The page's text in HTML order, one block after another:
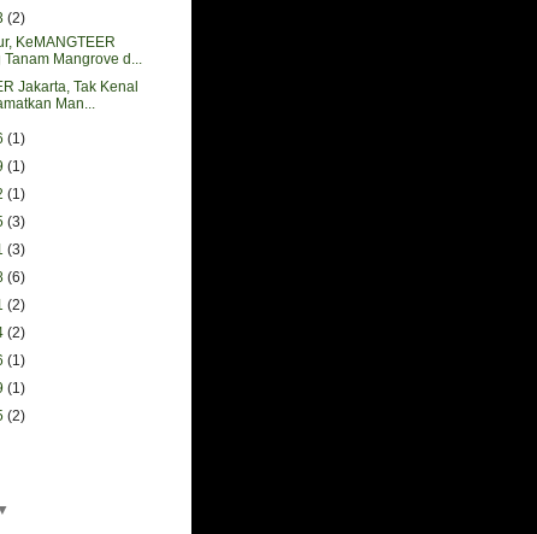
(2)
KeMANGTEER
Mangrove d...
Jakarta, Tak Kenal
Man...
(1)
(1)
(1)
(3)
(3)
(6)
(2)
(2)
(1)
(1)
(2)